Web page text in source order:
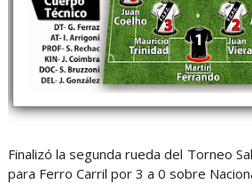
Finalizó la segunda rueda del Torneo
para Ferro Carril por 3 a 0 sobre